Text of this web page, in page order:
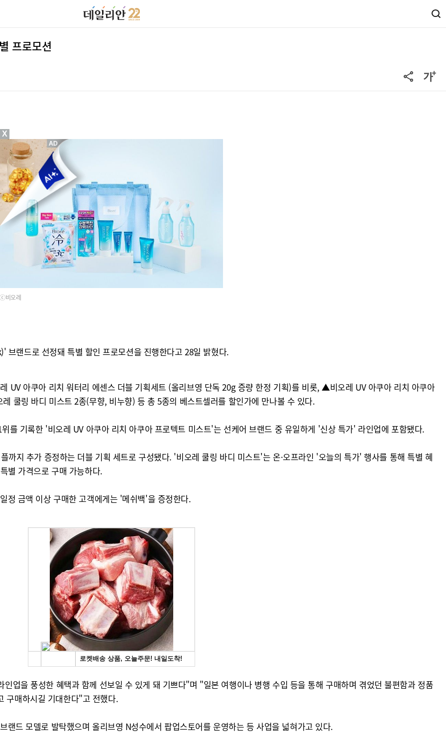
프로모션
ⓒ비오레
랜드로 선정돼 특별 할인 프로모션을 진행한다고 28일 밝혔다.
UV 아쿠아 리치 워터리 에센스 더블 기획세트 (올리브영 단독 20g 증량 한정 기획)를 비롯, ▲비오레 UV 아쿠아 리치 아쿠아
쿨링 바디 미스트 2종(무향, 비누향) 등 총 5종의 베스트셀러를 할인가에 만나볼 수 있다.
를 기록한 '비오레 UV 아쿠아 리치 아쿠아 프로텍트 미스트'는 선케어 브랜드 중 유일하게 '신상 특가' 라인업에 포함됐다.
까지 추가 증정하는 더블 기획 세트로 구성됐다. '비오레 쿨링 바디 미스트'는 온·오프라인 '오늘의 특가' 행사를 통해 특별 혜
별 가격으로 구매 가능하다.
정 금액 이상 구매한 고객에게는 '메쉬백'을 증정한다.
업을 풍성한 혜택과 함께 선보일 수 있게 돼 기쁘다"며 "일본 여행이나 병행 수입 등을 통해 구매하며 겪었던 불편함과 정품
구매하시길 기대한다"고 전했다.
드 모델로 발탁했으며 올리브영 N성수에서 팝업스토어를 운영하는 등 사업을 넓혀가고 있다.
X